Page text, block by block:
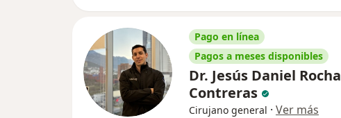
Pago en línea
Pagos a meses disponibles
Dr. Jesús Daniel Rocha
Contreras
Cirujano general · Ver más